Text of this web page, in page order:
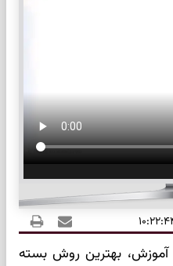
آموزش، بهترین روش بسته